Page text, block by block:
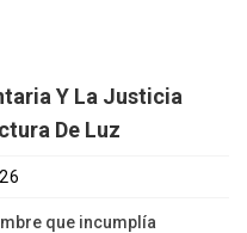
Y La Justicia
De Luz
que incumplía